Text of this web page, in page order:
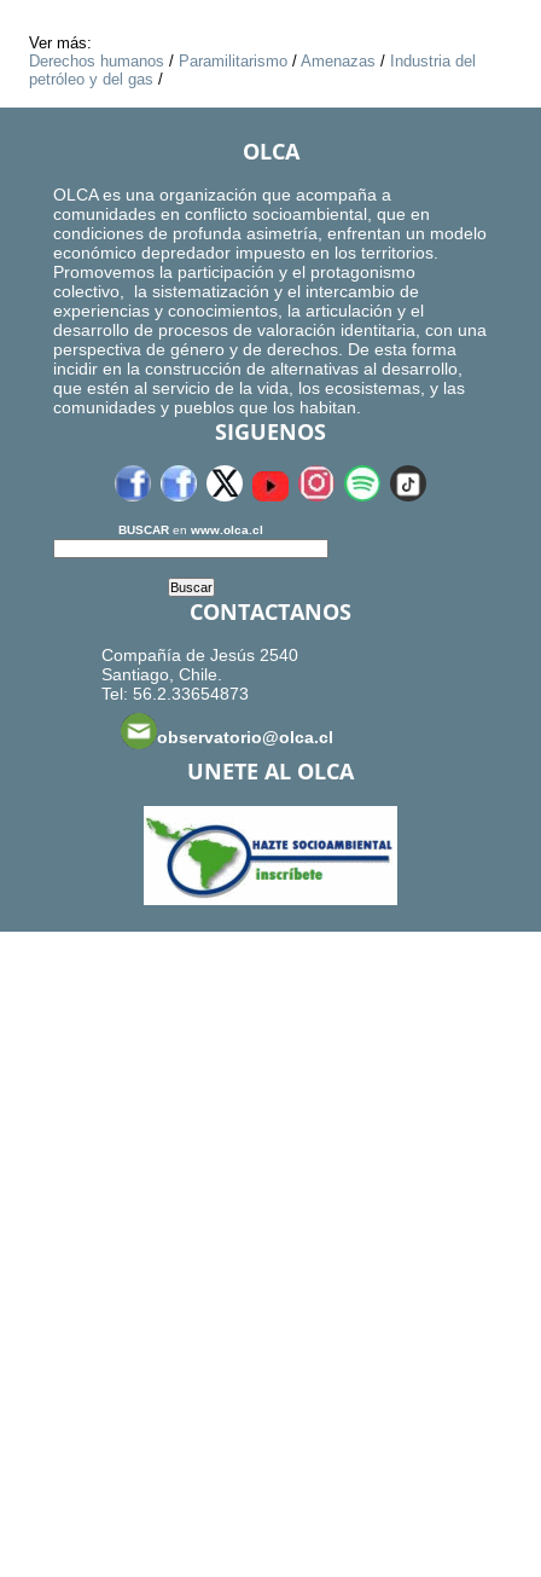
Ver más:
Derechos humanos / Paramilitarismo / Amenazas / Industria del
petróleo y del gas /
OLCA
OLCA es una organización que acompaña a
comunidades en conflicto socioambiental, que en
condiciones de profunda asimetría, enfrentan un modelo
económico depredador impuesto en los territorios.
Promovemos la participación y el protagonismo
colectivo, la sistematización y el intercambio de
experiencias y conocimientos, la articulación y el
desarrollo de procesos de valoración identitaria, con una
perspectiva de género y de derechos. De esta forma
incidir en la construcción de alternativas al desarrollo,
que estén al servicio de la vida, los ecosistemas, y las
comunidades y pueblos que los habitan.
SIGUENOS
BUSCAR en www.olca.cl
CONTACTANOS
Compañía de Jesús 2540
Santiago, Chile.
Tel: 56.2.33654873
observatorio@olca.cl
UNETE AL OLCA